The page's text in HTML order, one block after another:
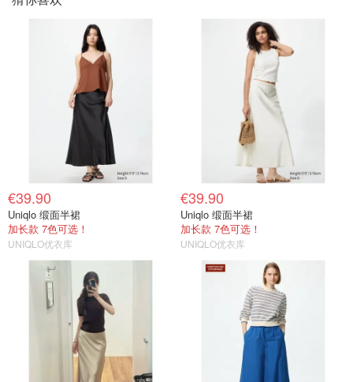
€39.90
Uniqlo 缎面半裙
加长款 7色可选！
UNIQLO优衣库
€39.90
Uniqlo 缎面半裙
加长款 7色可选！
UNIQLO优衣库